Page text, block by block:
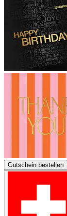
Gutschein bestellen